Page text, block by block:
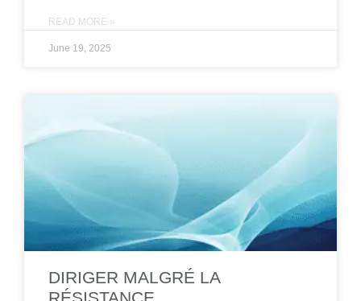
READ MORE »
June 19, 2025
DIRIGER MALGRÉ LA
RÉSISTANCE